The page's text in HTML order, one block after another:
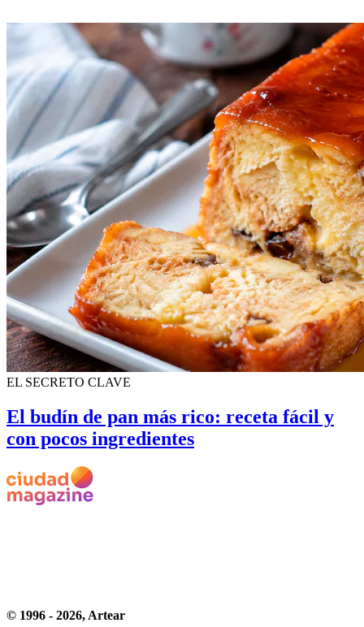
EL SECRETO CLAVE
El budín de pan más rico: receta fácil y
con pocos ingredientes
© 1996 - 2026, Artear